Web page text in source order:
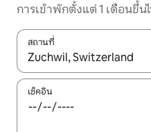
การเข้าพักตั้งแต่ 1 เดือนขึ้น
สถานที่
ใช้ลูกศรขึ้นลง หรือใช้การสัม
เช็คอิน